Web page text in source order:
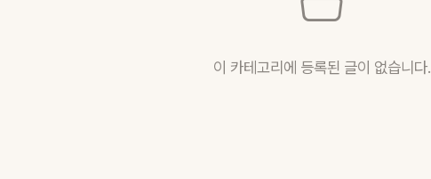
이 카테고리에 등록된 글이 없습니다.